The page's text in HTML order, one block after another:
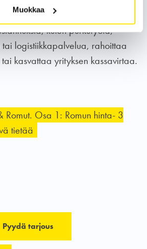
Muokkaa
voi maksaa
kuten purkutyötä,
logistiikkapalvelua, rahoittaa
kasvattaa yrityksen kassavirtaa.
Romut. Osa 1: Romun hinta- 3
tietää
Pyydä tarjous